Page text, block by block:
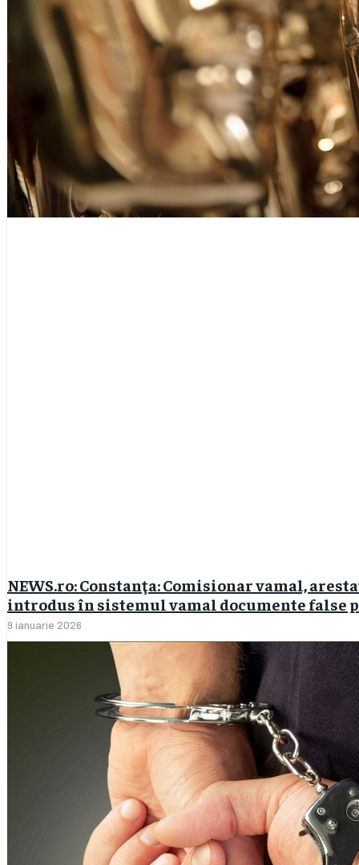
NEWS.ro: Constanţa: Comisionar vamal,
introdus în sistemul vamal documente false
9 ianuarie 2026